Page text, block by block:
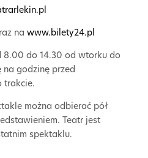
na www.bilety24.pl
8.00 do 14.30 od wtorku do
godzinę przed
trakcie.
można odbierać pół
Teatr jest
spektaklu.